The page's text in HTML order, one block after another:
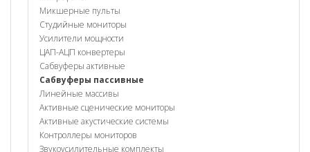
Микшерные пульты
Студийные мониторы
Усилители мощности
ЦАП-АЦП конвертеры
Сабвуферы активные
Сабвуферы пассивные
Линейные массивы
Активные сценические мониторы
Активные акустические системы
Контроллеры мониторов
Звукоусилительные комплекты